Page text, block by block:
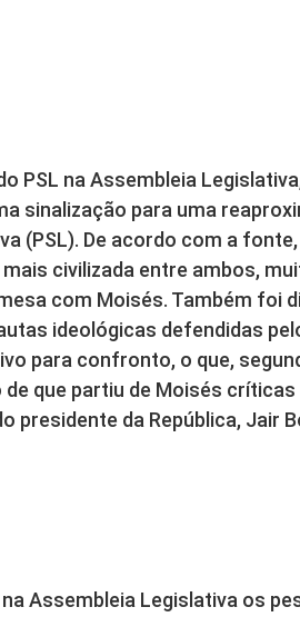
PSL na Assembleia
sinalização para uma
(PSL). De acordo com a
civilizada entre ambos,
com Moisés. Também foi
ideológicas defendidas
para confronto, o que,
que partiu de Moisés
presidente da República, Jair
Assembleia Legislativa os